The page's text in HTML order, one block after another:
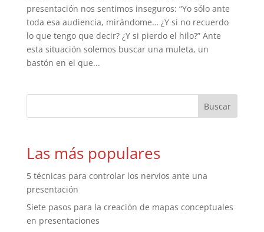
presentación nos sentimos inseguros: “Yo sólo ante
toda esa audiencia, mirándome… ¿Y si no recuerdo
lo que tengo que decir? ¿Y si pierdo el hilo?” Ante
esta situación solemos buscar una muleta, un
bastón en el que...
Las más populares
5 técnicas para controlar los nervios ante una
presentación
Siete pasos para la creación de mapas conceptuales
en presentaciones